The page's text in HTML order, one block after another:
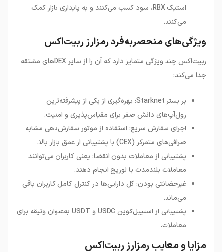
استیک RBX، سود کسب می‌کنند و به پایداری بازار کمک
می‌کنند.
ویژگی‌های منحصربه‌فرد رمزارز ربیت‌اکس
ربیت‌اکس چند ویژگی متمایز دارد که آن را از سایر
های مشتقه
جدا می‌کند:
بر بستر Starknet: بهره‌گیری از یکی از پیشرفته‌ترین
رول‌آپ‌های دانش صفر برای مقیاس‌پذیری و امنیت.
اجرای سفارش سریع: استفاده از موتور سفارش‌دهی مشابه
صرافی‌های متمرکز (CEX) با پشتیبانی از عمق بازار بالا.
پشتیبانی از معاملات بدون انقضا: یعنی کاربران می‌توانند
معاملات بلندمدت با لوریج انجام دهند.
غیرحضانتی بودن: کل دارایی‌ها در کنترل کامل کاربران باقی
می‌ماند.
پشتیبانی از استیبل‌کوین USDC و USDT به‌عنوان وثیقه برای
معاملات.
مزایا و معایب رمزارز ربیت‌اکس